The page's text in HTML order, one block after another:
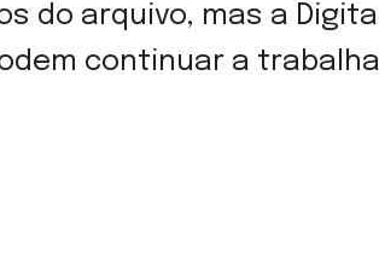
do arquivo, mas a
continuar a